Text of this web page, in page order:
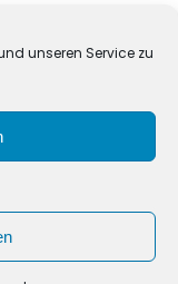
unseren Service zu
2025 in Esslingen
|